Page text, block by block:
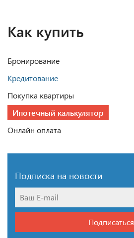
Как купить
Бронирование
Кредитование
Покупка квартиры
Ипотечный калькулятор
Онлайн оплата
Подписка на новости
Подписаться